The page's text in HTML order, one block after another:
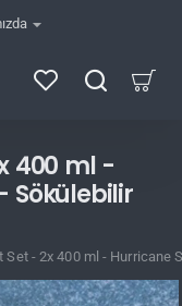
400 ml -
Sökülebilir
Set - 2x 400 ml - Hurricane